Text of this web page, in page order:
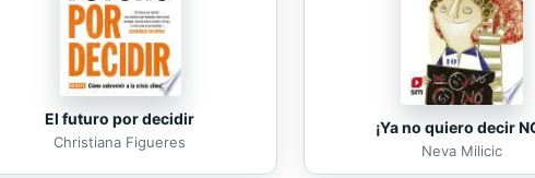
El futuro por decidir
Christiana Figueres
¡Ya no quiero decir
Neva Milicic